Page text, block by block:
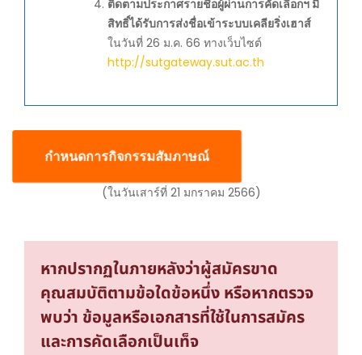
ติดตามประกาศรายชื่อผู้ผ่านการคัดเลือกฯ มี
สิทธิ์ได้รับการส่งชื่อเข้าระบบเคลียริ่งเฮาส์
ในวันที่ 26 ม.ค. 66 ทางเว็บไซต์
http://sutgateway.sut.ac.th
กำหนดการกิจกรรมสัมภาษณ์
(ในวันเสาร์ที่ 21 มกราคม 2566)
หากปรากฏในภายหลังว่าผู้สมัครขาด
คุณสมบัติตามข้อใดข้อหนึ่ง หรือหากตรวจ
พบว่า ข้อมูลหรือเอกสารที่ใช้ในการสมัคร
และการคัดเลือกเป็นเท็จ